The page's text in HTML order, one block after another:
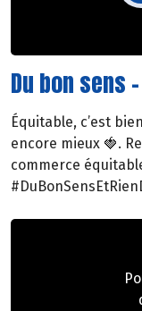
Du bon sens
Équitable, c’est
encore mieux 🍓.
commerce